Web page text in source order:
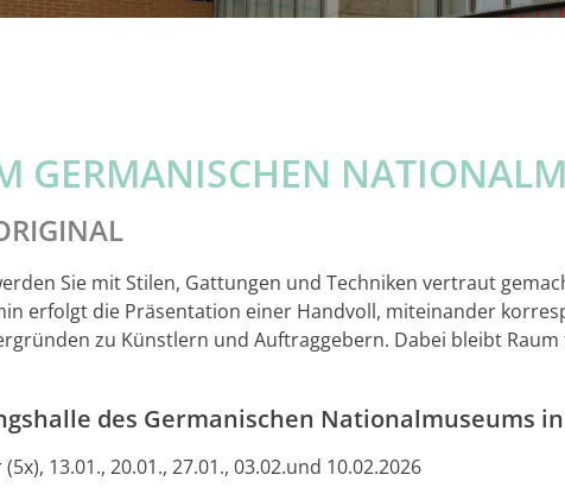
GERMANISCHEN
Sie mit Stilen, Gattungen und Techniken vertraut
erfolgt die Präsentation einer Handvoll, miteinander
zu Künstlern und Auftraggebern. Dabei bleibt Raum
des Germanischen Nationalmuseums
13.01., 20.01., 27.01., 03.02.und 10.02.2026